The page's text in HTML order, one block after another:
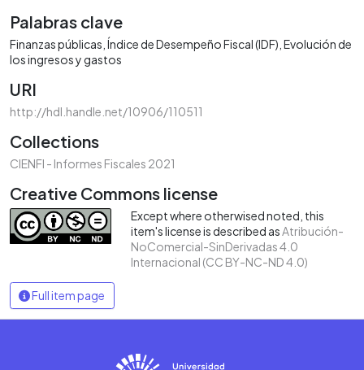
Palabras clave
Finanzas públicas Índice de Desempeño Fiscal (IDF) Evolución de
los ingresos y gastos
URI
http://hdl.handle.net/10906/110511
Collections
CIENFI - Informes Fiscales 2021
Creative Commons license
Except where otherwised noted, this
item's license is described asAtribución-
NoComercial-SinDerivadas 4.0
Internacional (CC BY-NC-ND 4.0)
Full item page